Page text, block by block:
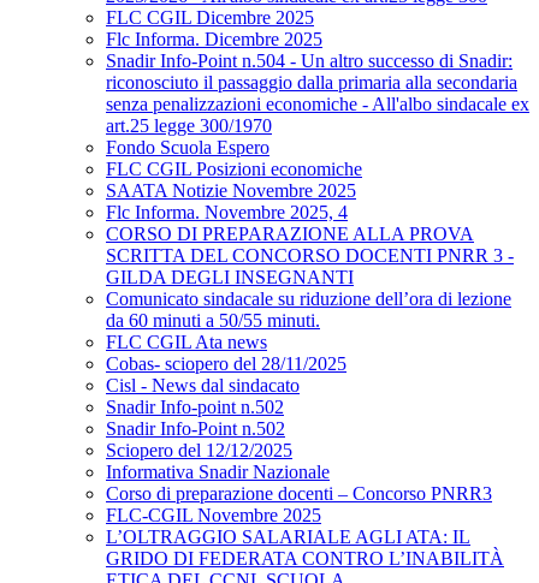
FLC CGIL Dicembre 2025
Flc Informa. Dicembre 2025
Snadir Info-Point n.504 - Un altro successo di Snadir:
riconosciuto il passaggio dalla primaria alla secondaria
senza penalizzazioni economiche - All'albo sindacale ex
art.25 legge 300/1970
Fondo Scuola Espero
FLC CGIL Posizioni economiche
SAATA Notizie Novembre 2025
Flc Informa. Novembre 2025, 4
CORSO DI PREPARAZIONE ALLA PROVA
SCRITTA DEL CONCORSO DOCENTI PNRR 3 -
GILDA DEGLI INSEGNANTI
Comunicato sindacale su riduzione dell’ora di lezione
da 60 minuti a 50/55 minuti.
FLC CGIL Ata news
Cobas- sciopero del 28/11/2025
Cisl - News dal sindacato
Snadir Info-point n.502
Snadir Info-Point n.502
Sciopero del 12/12/2025
Informativa Snadir Nazionale
Corso di preparazione docenti – Concorso PNRR3
FLC-CGIL Novembre 2025
L’OLTRAGGIO SALARIALE AGLI ATA: IL
GRIDO DI FEDERATA CONTRO L’INABILITÀ